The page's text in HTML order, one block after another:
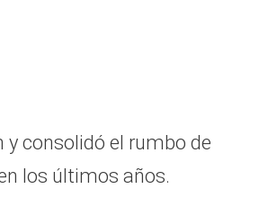
consolidó el rumbo de
los últimos años.